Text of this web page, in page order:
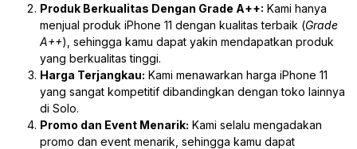
Produk Berkualitas Dengan Grade A++: Kami hanya
menjual produk iPhone 11 dengan kualitas terbaik (Grade
A++), sehingga kamu dapat yakin mendapatkan produk
yang berkualitas tinggi.
Harga Terjangkau: Kami menawarkan harga iPhone 11
yang sangat kompetitif dibandingkan dengan toko lainnya
di Solo.
Promo dan Event Menarik: Kami selalu mengadakan
promo dan event menarik, sehingga kamu dapat